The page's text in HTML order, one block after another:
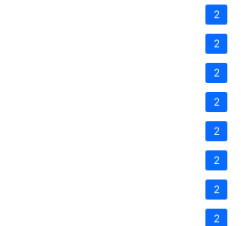
2
2
2
2
2
2
2
2